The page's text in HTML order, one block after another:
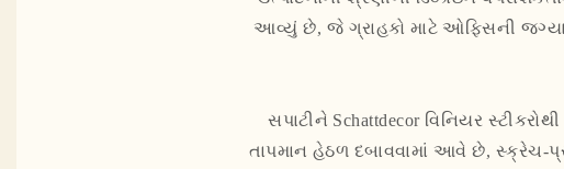
આવ્યું છે, જે ગ્રાહકો માટે ઓફિસની જગ્યા
સપાટીને Schattdecor વિનિયર
તાપમાન હેઠળ દબાવવામાં આવે છે, સ્ક્રેચ-